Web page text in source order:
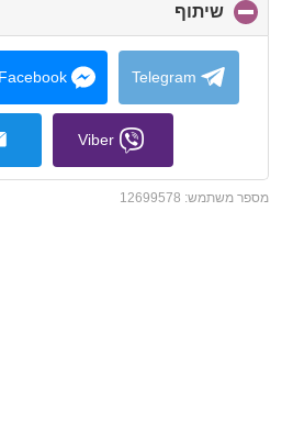
שיתוף
to
collapse
contents
Telegram
Facebook
Viber
מספר משתמש: 12699578